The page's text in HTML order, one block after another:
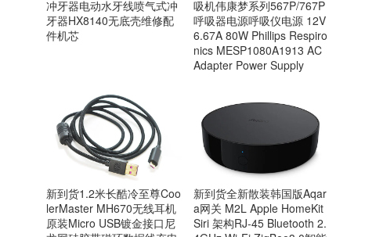
冲牙器电动水牙线喷气式冲
牙器HX8140无底壳维修配
件机芯
吸机伟康梦系列567P/767P
呼吸器电源呼吸仪电源 12V
6.67A 80W Phillips Respiro
nics MESP1080A1913 AC
Adapter Power Supply
新到货1.2米长酷冷至尊Coo
lerMaster MH670无线耳机
原装Micro USB镀金接口尼
新到货全新散装韩国版Aqar
a网关 M2L Apple HomeKit
Siri 架构RJ-45 Bluetooth 2.